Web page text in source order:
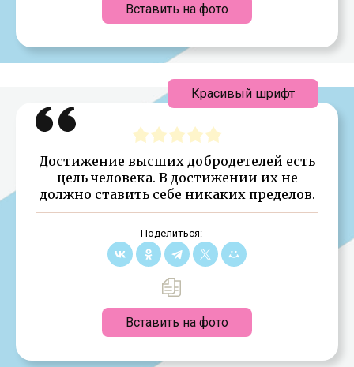
Вставить на фото
Достижение высших добродетелей есть
цель человека. В достижении их не
должно ставить себе никаких пределов.
Поделиться:
Вставить на фото
Красивый шрифт